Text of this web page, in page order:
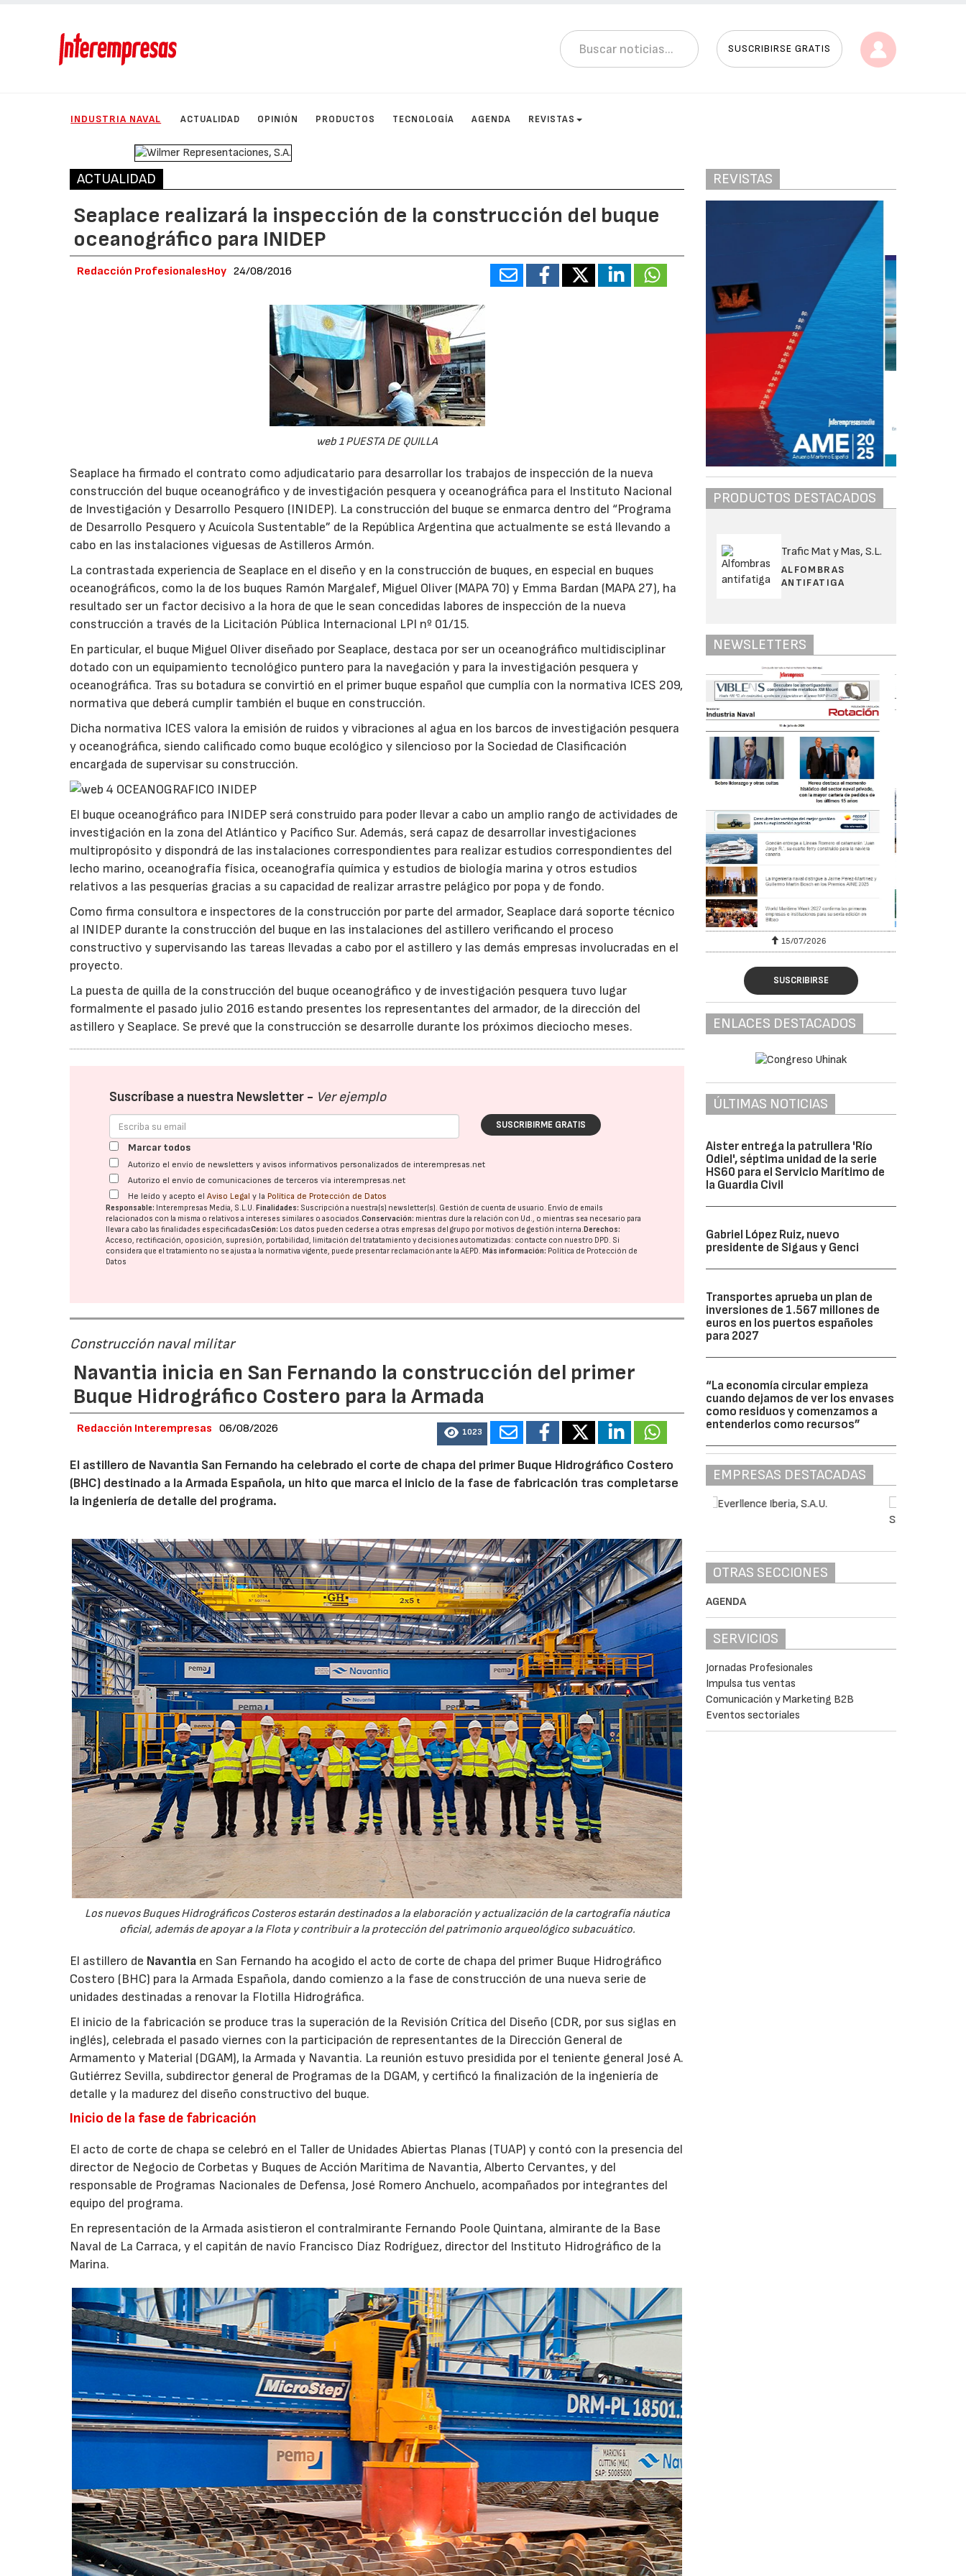
SUSCRIBIRSE GRATIS
INDUSTRIA NAVAL ACTUALIDAD OPINIÓN PRODUCTOS TECNOLOGÍA AGENDA REVISTAS
ACTUALIDAD
Seaplace realizará la inspección de la construcción del buque
oceanográfico para INIDEP
Redacción ProfesionalesHoy 24/08/2016
web 1 PUESTA DE QUILLA
Seaplace ha firmado el contrato como adjudicatario para desarrollar los trabajos de inspección de la nueva
construcción del buque oceanográfico y de investigación pesquera y oceanográfica para el Instituto Nacional
de Investigación y Desarrollo Pesquero (INIDEP). La construcción del buque se enmarca dentro del “Programa
de Desarrollo Pesquero y Acuícola Sustentable” de la República Argentina que actualmente se está llevando a
cabo en las instalaciones viguesas de Astilleros Armón.
La contrastada experiencia de Seaplace en el diseño y en la construcción de buques, en especial en buques
oceanográficos, como la de los buques Ramón Margalef, Miguel Oliver (MAPA 70) y Emma Bardan (MAPA 27), ha
resultado ser un factor decisivo a la hora de que le sean concedidas labores de inspección de la nueva
construcción a través de la Licitación Pública Internacional LPI nº 01/15.
En particular, el buque Miguel Oliver diseñado por Seaplace, destaca por ser un oceanográfico multidisciplinar
dotado con un equipamiento tecnológico puntero para la navegación y para la investigación pesquera y
oceanográfica. Tras su botadura se convirtió en el primer buque español que cumplía con la normativa ICES 209,
normativa que deberá cumplir también el buque en construcción.
Dicha normativa ICES valora la emisión de ruidos y vibraciones al agua en los barcos de investigación pesquera
y oceanográfica, siendo calificado como buque ecológico y silencioso por la Sociedad de Clasificación
encargada de supervisar su construcción.
El buque oceanográfico para INIDEP será construido para poder llevar a cabo un amplio rango de actividades de
investigación en la zona del Atlántico y Pacífico Sur. Además, será capaz de desarrollar investigaciones
multipropósito y dispondrá de las instalaciones correspondientes para realizar estudios correspondientes del
lecho marino, oceanografía física, oceanografía química y estudios de biología marina y otros estudios
relativos a las pesquerías gracias a su capacidad de realizar arrastre pelágico por popa y de fondo.
Como firma consultora e inspectores de la construcción por parte del armador, Seaplace dará soporte técnico
al INIDEP durante la construcción del buque en las instalaciones del astillero verificando el proceso
constructivo y supervisando las tareas llevadas a cabo por el astillero y las demás empresas involucradas en el
proyecto.
La puesta de quilla de la construcción del buque oceanográfico y de investigación pesquera tuvo lugar
formalmente el pasado julio 2016 estando presentes los representantes del armador, de la dirección del
astillero y Seaplace. Se prevé que la construcción se desarrolle durante los próximos dieciocho meses.
Suscríbase a nuestra Newsletter - Ver ejemplo
SUSCRIBIRME GRATIS
Marcar todos
Autorizo el envío de newsletters y avisos informativos personalizados de interempresas.net
Autorizo el envío de comunicaciones de terceros vía interempresas.net
He leído y acepto elAviso Legal y la Política de Protección de Datos
Responsable: Interempresas Media, S.L.U. Finalidades: Suscripción a nuestra(s) newsletter(s). Gestión de cuenta de usuario. Envío de emails
relacionados con la misma o relativos a intereses similares o asociados.Conservación: mientras dure la relación con Ud., o mientras sea necesario para
llevar a cabo las finalidades especificadasCesión: Los datos pueden cederse a otras empresas del grupo por motivos de gestión interna. Derechos:
Acceso, rectificación, oposición, supresión, portabilidad, limitación del tratatamiento y decisiones automatizadas: contacte con nuestro DPD. Si
considera que el tratamiento no se ajusta a la normativa vigente, puede presentar reclamación ante laAEPD. Más información: Política de Protección de
Datos
Construcción naval militar
Navantia inicia en San Fernando la construcción del primer
Buque Hidrográfico Costero para la Armada
Redacción Interempresas 06/08/2026 1023
El astillero de Navantia San Fernando ha celebrado el corte de chapa del primer Buque Hidrográfico Costero
(BHC) destinado a la Armada Española, un hito que marca el inicio de la fase de fabricación tras completarse
la ingeniería de detalle del programa.
Los nuevos Buques Hidrográficos Costeros estarán destinados a la elaboración y actualización de la cartografía náutica
oficial, además de apoyar a la Flota y contribuir a la protección del patrimonio arqueológico subacuático.
El astillero de Navantia en San Fernando ha acogido el acto de corte de chapa del primer Buque Hidrográfico
Costero (BHC) para la Armada Española, dando comienzo a la fase de construcción de una nueva serie de
unidades destinadas a renovar la Flotilla Hidrográfica.
El inicio de la fabricación se produce tras la superación de la Revisión Crítica del Diseño (CDR, por sus siglas en
inglés), celebrada el pasado viernes con la participación de representantes de la Dirección General de
Armamento y Material (DGAM), la Armada y Navantia. La reunión estuvo presidida por el teniente general José A.
Gutiérrez Sevilla, subdirector general de Programas de la DGAM, y certificó la finalización de la ingeniería de
detalle y la madurez del diseño constructivo del buque.
Inicio de la fase de fabricación
El acto de corte de chapa se celebró en el Taller de Unidades Abiertas Planas (TUAP) y contó con la presencia del
director de Negocio de Corbetas y Buques de Acción Marítima de Navantia, Alberto Cervantes, y del
responsable de Programas Nacionales de Defensa, José Romero Anchuelo, acompañados por integrantes del
equipo del programa.
En representación de la Armada asistieron el contralmirante Fernando Poole Quintana, almirante de la Base
Naval de La Carraca, y el capitán de navío Francisco Díaz Rodríguez, director del Instituto Hidrográfico de la
Marina.
REVISTAS
PRODUCTOS DESTACADOS
Trafic Mat y Mas, S.L.
ALFOMBRAS
ANTIFATIGA
NEWSLETTERS
15/07/2026 29/07/2026
SUSCRIBIRSE
ENLACES DESTACADOS
ÚLTIMAS NOTICIAS
Aister entrega la patrullera 'Río
Odiel', séptima unidad de la serie
HS60 para el Servicio Marítimo de
la Guardia Civil
Gabriel López Ruiz, nuevo
presidente de Sigaus y Genci
Transportes aprueba un plan de
inversiones de 1.567 millones de
euros en los puertos españoles
para 2027
“La economía circular empieza
cuando dejamos de ver los envases
como residuos y comenzamos a
entenderlos como recursos”
EMPRESAS DESTACADAS
OTRAS SECCIONES
AGENDA
SERVICIOS
Jornadas Profesionales
Impulsa tus ventas
Comunicación y Marketing B2B
Eventos sectoriales